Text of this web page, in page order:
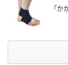
「